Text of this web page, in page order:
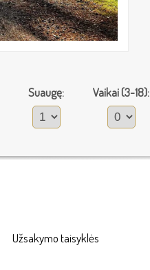
Suaugę: Vaikai (3-18):
Užsakymo taisyklės